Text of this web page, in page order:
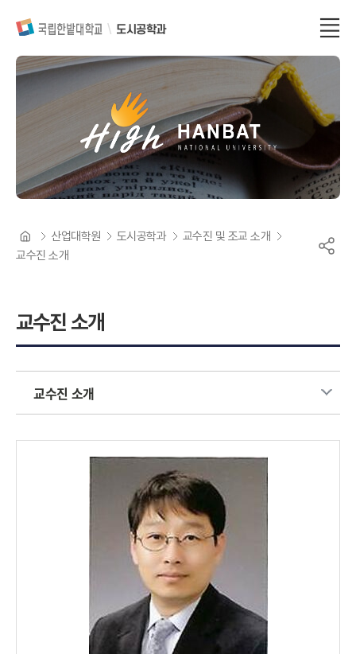
도시공학과
교수진 소개
산업대학원 도시공학과
교수진 및 조교 소개
교수진 소개
교수진 소개